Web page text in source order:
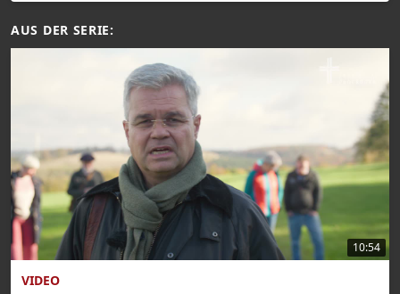
AUS DER SERIE:
10:54
VIDEO